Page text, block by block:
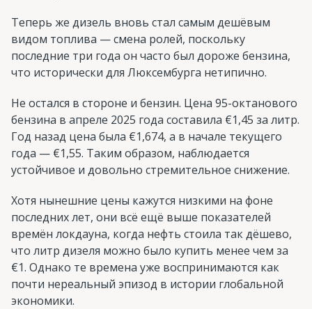
Теперь же дизель вновь стал самым дешёвым
видом топлива — смена ролей, поскольку
последние три года он часто был дороже бензина,
что исторически для Люксембурга нетипично.
Не остался в стороне и бензин. Цена 95-октанового
бензина в апреле 2025 года составила €1,45 за литр.
Год назад цена была €1,674, а в начале текущего
года — €1,55. Таким образом, наблюдается
устойчивое и довольно стремительное снижение.
Хотя нынешние цены кажутся низкими на фоне
последних лет, они всё ещё выше показателей
времён локдауна, когда нефть стоила так дёшево,
что литр дизеля можно было купить менее чем за
€1. Однако те времена уже воспринимаются как
почти нереальный эпизод в истории глобальной
экономики.